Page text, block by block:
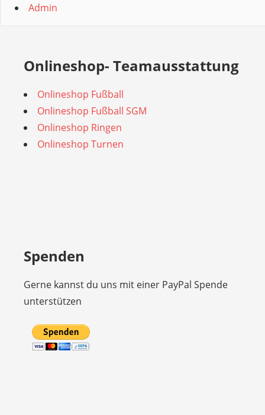
Admin
Onlineshop- Teamausstattung
Onlineshop Fußball
Onlineshop Fußball SGM
Onlineshop Ringen
Onlineshop Turnen
Spenden
Gerne kannst du uns mit einer PayPal Spende
unterstützen